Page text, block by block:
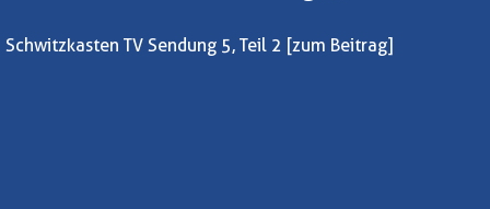
Schwitzkasten TV Sendung 5, Teil 2 [zum Beitrag]